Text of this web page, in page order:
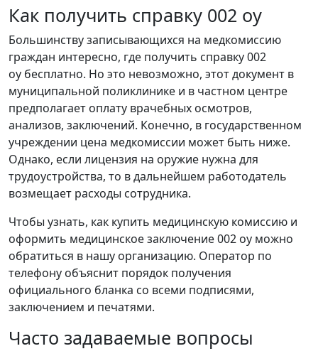
Как получить справку 002 оу
Большинству записывающихся на медкомиссию
граждан интересно, где получить справку 002
оу бесплатно. Но это невозможно, этот документ в
муниципальной поликлинике и в частном центре
предполагает оплату врачебных осмотров,
анализов, заключений. Конечно, в государственном
учреждении цена медкомиссии может быть ниже.
Однако, если лицензия на оружие нужна для
трудоустройства, то в дальнейшем работодатель
возмещает расходы сотрудника.
Чтобы узнать, как купить медицинскую комиссию и
оформить медицинское заключение 002 оу можно
обратиться в нашу организацию. Оператор по
телефону объяснит порядок получения
официального бланка со всеми подписями,
заключением и печатями.
Часто задаваемые вопросы